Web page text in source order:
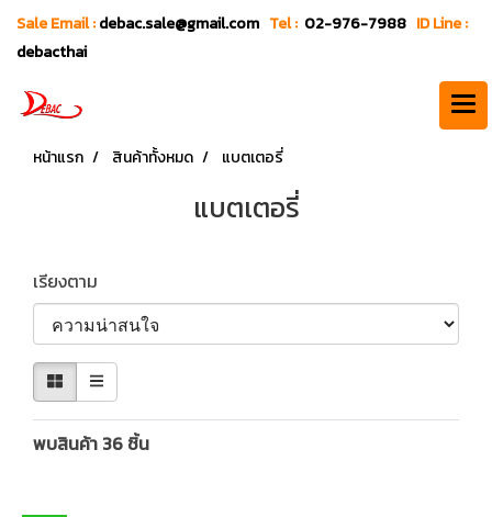
Sale Email :debac.sale@gmail.com Tel : 02-976-7988 ID Line :
debacthai
หน้าแรก สินค้าทั้งหมด แบตเตอรี่
แบตเตอรี่
เรียงตาม
พบสินค้า 36 ชิ้น